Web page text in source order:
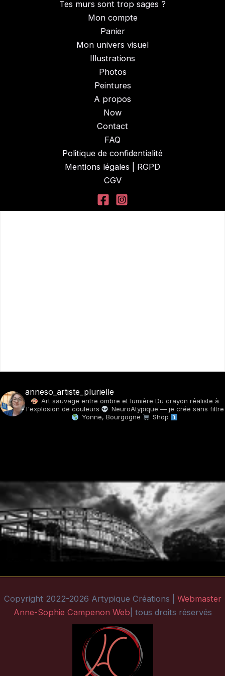
Tes murs sont trop sages ?
Mon compte
Panier
Mon univers visuel
Illustrations
Photos
Peintures
A propos
Now
Contact
FAQ
Politique de confidentialité
Mentions légales | RGPD
CGV
anneso_artiste_plurielle
Art sauvage entre ombre et lumière Du crayon réaliste à
l'explosion de couleurs
NeuroAtypique — je crée sans filtre
Yonne, Bourgogne
Shop
Copyright 2022-2026 Artypique Créations | Webmaster
Anne-Sophie Campenon Web | tous droits réservés